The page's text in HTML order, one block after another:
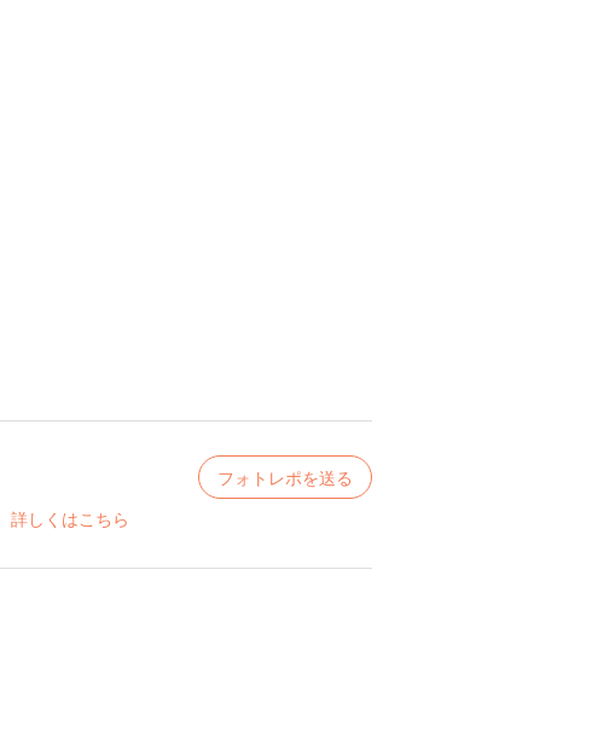
フォトレポを送る
詳しくはこちら